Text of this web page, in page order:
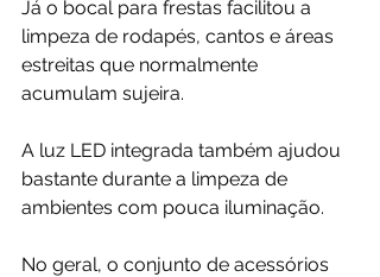
Já o bocal para frestas facilitou a
limpeza de rodapés, cantos e áreas
estreitas que normalmente
acumulam sujeira.
A luz LED integrada também ajudou
bastante durante a limpeza de
ambientes com pouca iluminação.
No geral, o conjunto de acessórios